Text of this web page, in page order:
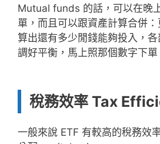
Mutual funds 的話，可以在晚
單，而且可以跟資產計算合併
算出還有多少閒錢能夠投入，
調好平衡，馬上照那個數字下單
稅務效率 Tax
一般來說 ETF 有較高的稅務效